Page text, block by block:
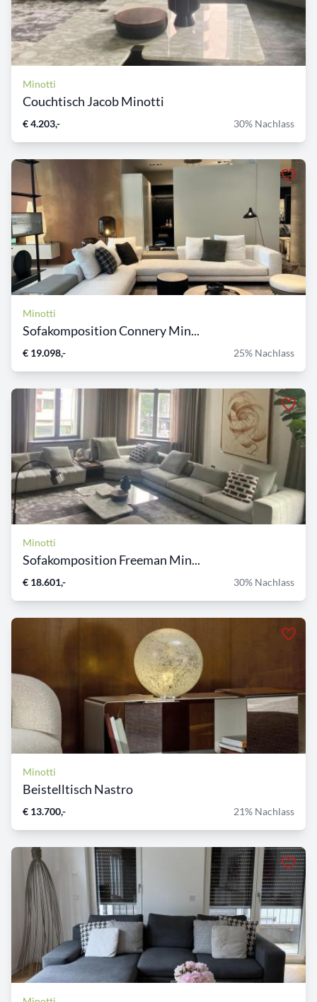
Minotti
Couchtisch Jacob Minotti
€ 4.203,- 30% Nachlass
Minotti
Sofakomposition Connery Min...
€ 19.098,- 25% Nachlass
Minotti
Sofakomposition Freeman Min...
€ 18.601,- 30% Nachlass
Minotti
Beistelltisch Nastro
€ 13.700,- 21% Nachlass